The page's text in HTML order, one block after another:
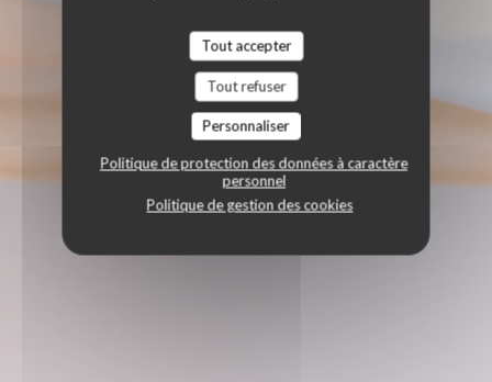
Tout accepter
Tout refuser
Personnaliser
Politique de protection des données à caractère
personnel
Politique de gestion des cookies